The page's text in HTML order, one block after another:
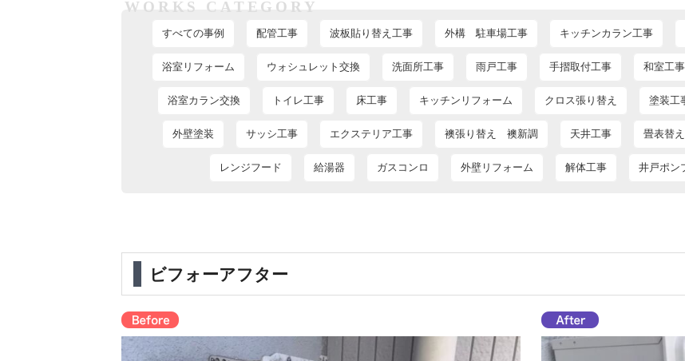
WORKS CATEGORY
すべての事例 配管工事 波板貼り替え工事 外構 駐車場工事 キッチンカラン工事
浴室リフォーム ウォシュレット交換 洗面所工事 雨戸工事 手摺取付工事 和室工事
浴室カラン交換 トイレ工事 床工事 キッチンリフォーム クロス張り替え 塗装工
外壁塗装 サッシ工事 エクステリア工事 襖張り替え 襖新調 天井工事 畳表替
レンジフード 給湯器 ガスコンロ 外壁リフォーム 解体工事 井戸ポン
ビフォーアフター